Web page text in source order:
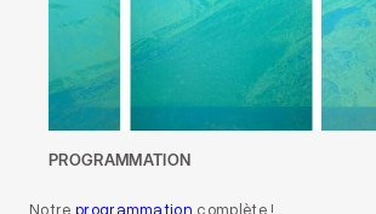
PROGRAMMATION
Notre programmation complète !